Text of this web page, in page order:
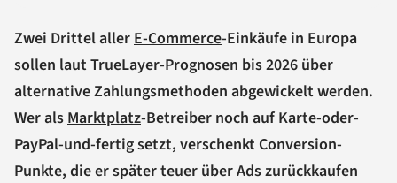
Zwei Drittel aller E-Commerce-Einkäufe in Europa
sollen laut TrueLayer-Prognosen bis 2026 über
alternative Zahlungsmethoden abgewickelt werden.
Wer als Marktplatz-Betreiber noch auf Karte-oder-
PayPal-und-fertig setzt, verschenkt Conversion-
Punkte, die er später teuer über Ads zurückkaufen